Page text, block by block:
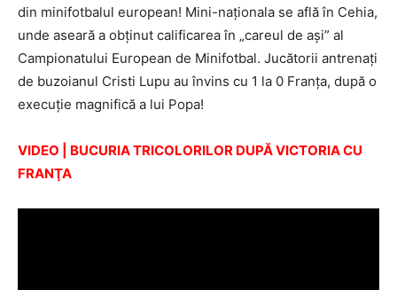
din minifotbalul european! Mini-naţionala se află în Cehia,
unde aseară a obţinut calificarea în „careul de aşi” al
Campionatului European de Minifotbal. Jucătorii antrenaţi
de buzoianul Cristi Lupu au învins cu 1 la 0 Franţa, după o
execuţie magnifică a lui Popa!
VIDEO | BUCURIA TRICOLORILOR DUPĂ VICTORIA CU
FRANŢA